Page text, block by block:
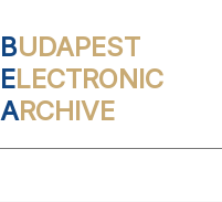
BUDAPEST
ELECTRONIC
ARCHIVE